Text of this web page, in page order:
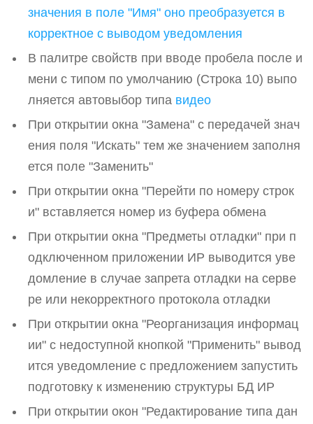
значения в поле "Имя" оно преобразуется в
корректное с выводом уведомления
В палитре свойств при вводе пробела после и
мени с типом по умолчанию (Строка 10) выпо
лняется автовыбор типа видео
При открытии окна "Замена" с передачей знач
ения поля "Искать" тем же значением заполня
ется поле "Заменить"
При открытии окна "Перейти по номеру строк
и" вставляется номер из буфера обмена
При открытии окна "Предметы отладки" при п
одключенном приложении ИР выводится уве
домление в случае запрета отладки на серве
ре или некорректного протокола отладки
При открытии окна "Реорганизация информац
ии" с недоступной кнопкой "Применить" вывод
ится уведомление с предложением запустить
подготовку к изменению структуры БД ИР
При открытии окон "Редактирование типа дан